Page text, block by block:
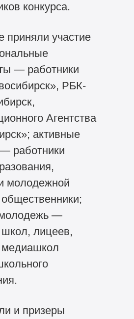
конкурса.
приняли участие
— работники
РБК-
Агентства
активные
работники
молодежной
—
лицеев,
медиашкол
и призеры